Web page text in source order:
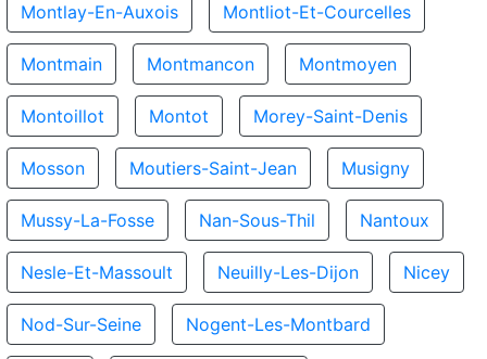
Montlay-En-Auxois Montliot-Et-Courcelles
Montmain Montmancon Montmoyen
Montoillot Montot Morey-Saint-Denis
Mosson Moutiers-Saint-Jean Musigny
Mussy-La-Fosse Nan-Sous-Thil Nantoux
Nesle-Et-Massoult Neuilly-Les-Dijon Nicey
Nod-Sur-Seine Nogent-Les-Montbard